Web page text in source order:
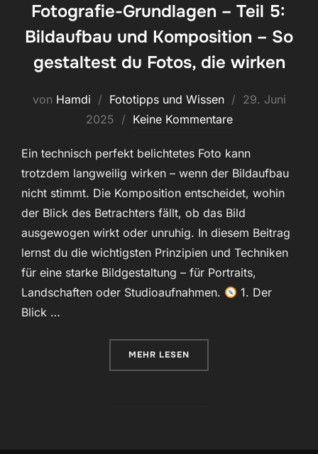
Fotografie-Grundlagen – Teil 5:
Bildaufbau und Komposition – So
gestaltest du Fotos, die wirken
von Hamdi Fototipps und Wissen
Veröffentlicht
29. Juni
2025
Keine Kommentare
Ein technisch perfekt belichtetes Foto kann
trotzdem langweilig wirken – wenn der Bildaufbau
nicht stimmt. Die Komposition entscheidet, wohin
der Blick des Betrachters fällt, ob das Bild
ausgewogen wirkt oder unruhig. In diesem Beitrag
lernst du die wichtigsten Prinzipien und Techniken
für eine starke Bildgestaltung – für Portraits,
Landschaften oder Studioaufnahmen.
1. Der
Blick …
MEHR ÜBER „FOTOGRAFIE-
LESEN